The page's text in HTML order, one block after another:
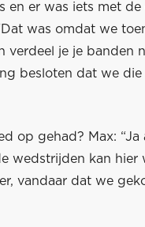
en er was iets met
was omdat we
verdeel je je banden
besloten dat we
op gehad? Max: “Ja
wedstrijden kan hier
vandaar dat we